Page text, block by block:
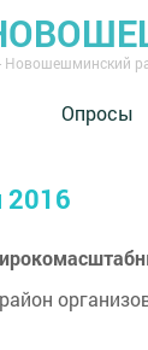
Новошешминский
Опросы
2016